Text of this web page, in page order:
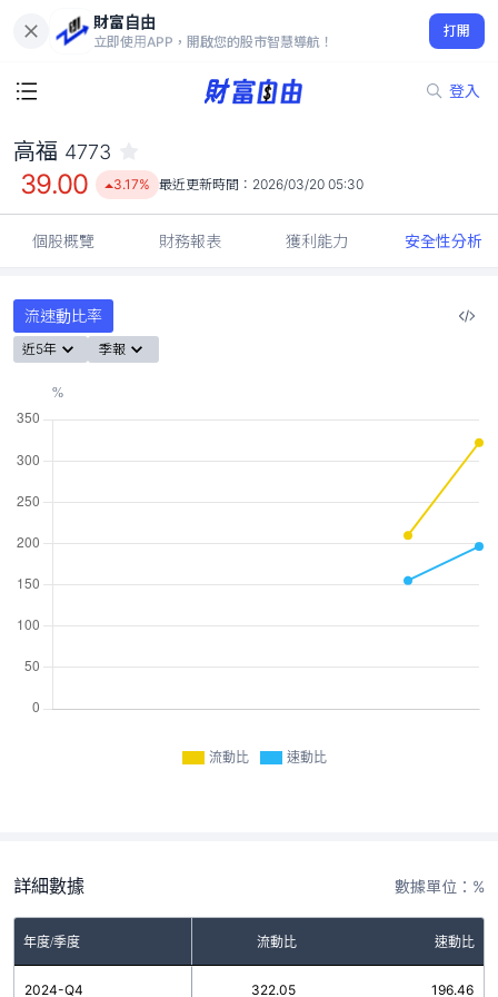
財富自由
立即使用APP，開啟您的股市智慧導航！
打開
登入
39.00
3.17%
高福 4773
39.00 3.17% 最近更新時間： 2026/03/20 05:30
個股概覽 財務報表 獲利能力 安全性分析
流速動比率
近5年 季報
流動比 速動比
詳細數據 數據單位：%
年度/季度 流動比 速動比
2024-Q4 322.05 196.46